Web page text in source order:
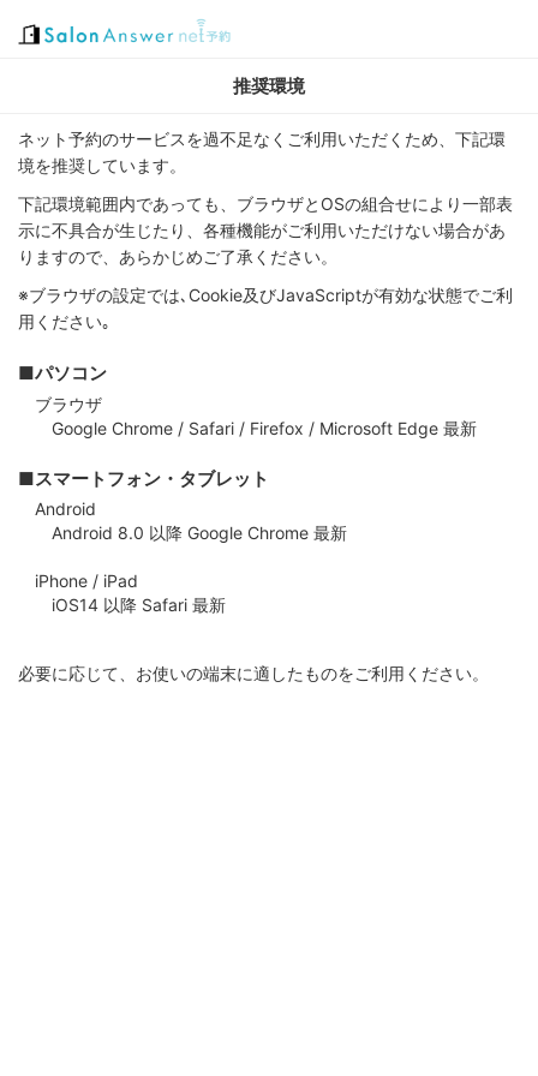
推奨環境
ネット予約のサービスを過不足なくご利用いただくため、下記環
境を推奨しています。
下記環境範囲内であっても、ブラウザとOSの組合せにより一部表
示に不具合が生じたり、各種機能がご利用いただけない場合があ
りますので、あらかじめご了承ください。
※ブラウザの設定では､Cookie及びJavaScriptが有効な状態でご利
用ください｡
■パソコン
ブラウザ
Google Chrome / Safari / Firefox / Microsoft Edge 最新
■スマートフォン・タブレット
Android
Android 8.0 以降 Google Chrome 最新
iPhone / iPad
iOS14 以降 Safari 最新
必要に応じて、お使いの端末に適したものをご利用ください。